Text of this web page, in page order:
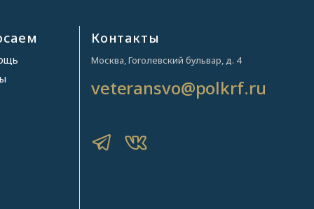
Контакты
Москва, Гоголевский бульвар, д. 4
veteransvo@polkrf.ru